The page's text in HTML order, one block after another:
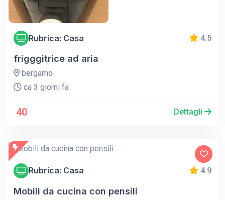
Rubrica: Casa 4.5
frigggitrice ad aria
bergamo
ca 3 giorni fa
40 Dettagli
Rubrica: Casa 4.9
Mobili da cucina con pensili